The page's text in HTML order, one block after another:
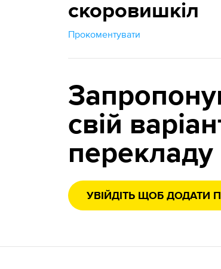
скоровишкіл
Прокоментувати
свій
перекладу
УВІЙДІТЬ ЩОБ ДОДАТИ